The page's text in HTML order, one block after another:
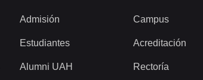
Admisión
Estudiantes
Alumni UAH
Campus
Acreditación
Rectoría